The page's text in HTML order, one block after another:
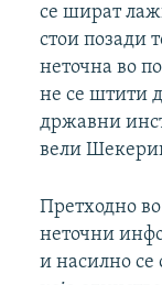
се шират
стои позади
неточна во
не се штити
државни
вели
Претходно
неточни
и насилно се